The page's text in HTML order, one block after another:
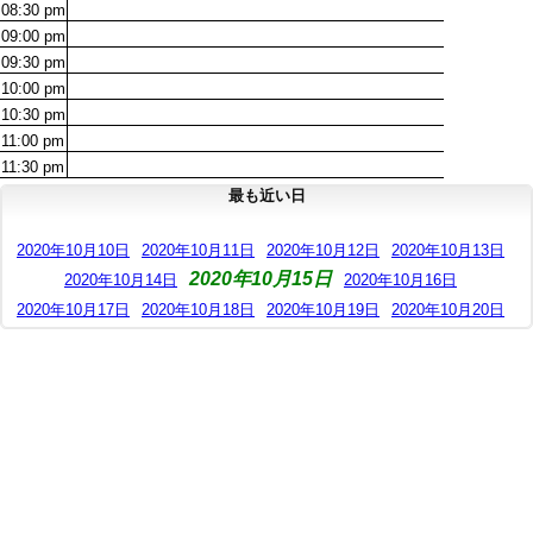
08:30 pm
09:00 pm
09:30 pm
10:00 pm
10:30 pm
11:00 pm
11:30 pm
最も近い日
2020年10月10日 2020年10月11日 2020年10月12日
2020年10月13日
2020年10月14日
2020年10月15日
2020年10月16日
2020年10月17日
2020年10月18日 2020年10月19日 2020年10月20日